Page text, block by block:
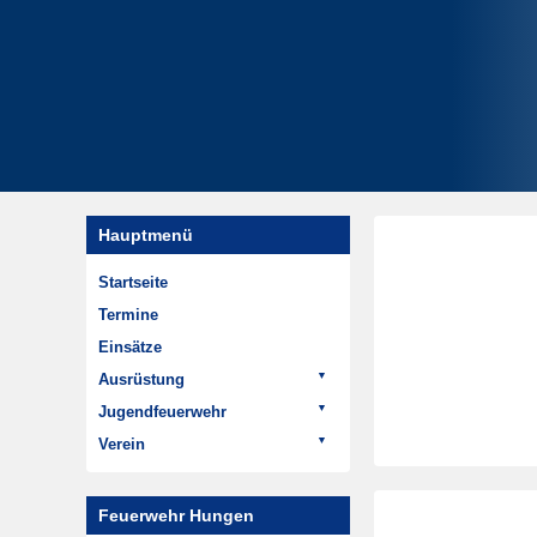
Hauptmenü
Startseite
Termine
Einsätze
Ausrüstung
Fahrzeuge
HTLF 16
LF 8/6
Jugendfeuerwehr
Termine
Jugendfeuerwehr
Verein
Feuerwehr Hungen